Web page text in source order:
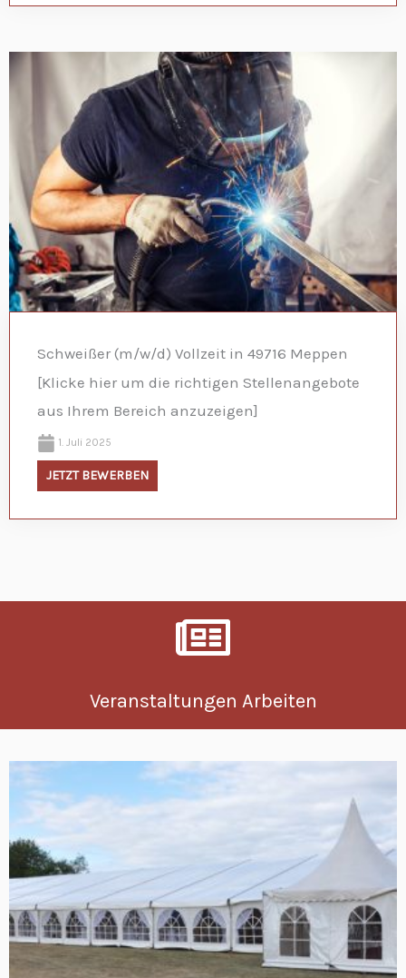
Schweißer (m/w/d) Vollzeit in 49716 Meppen
[Klicke hier um die richtigen Stellenangebote
aus Ihrem Bereich anzuzeigen]
1. Juli 2025
JETZT BEWERBEN
Veranstaltungen Arbeiten